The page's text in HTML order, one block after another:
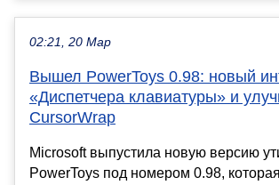
02:21, 20 Мар
Вышел PowerToys 0.98: новый
«Диспетчера клавиатуры» и
CursorWrap
Microsoft выпустила новую версию
PowerToys под номером 0.98,